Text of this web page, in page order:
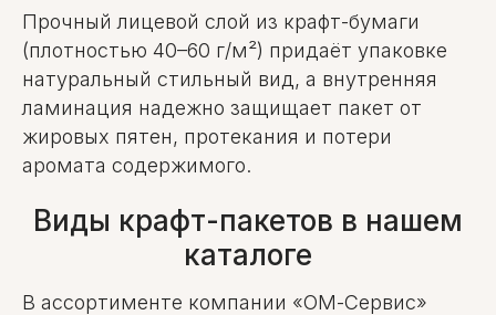
Прочный лицевой слой из крафт-бумаги
(плотностью 40–60 г/м²) придаёт упаковке
натуральный стильный вид, а внутренняя
ламинация надежно защищает пакет от
жировых пятен, протекания и потери
аромата содержимого.
Виды крафт-пакетов в нашем
каталоге
В ассортименте компании «ОМ-Сервис»